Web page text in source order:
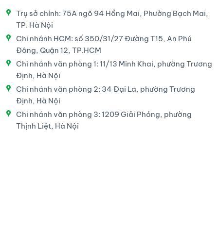
Trụ sở chính: 75A ngõ 94 Hồng Mai, Phường Bạch Mai,
TP. Hà Nội
Chi nhánh HCM: số 350/31/27 Đường T15, An Phú
Đông, Quận 12, TP.HCM
Chi nhánh văn phòng 1: 11/13 Minh Khai, phường Trương
Định, Hà Nội
Chi nhánh văn phòng 2: 34 Đại La, phường Trương
Định, Hà Nội
Chi nhánh văn phòng 3: 1209 Giải Phóng, phường
Thịnh Liệt, Hà Nội